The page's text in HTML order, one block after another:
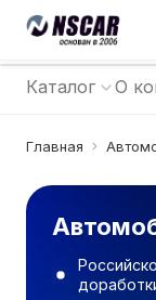
Каталог О
Главная